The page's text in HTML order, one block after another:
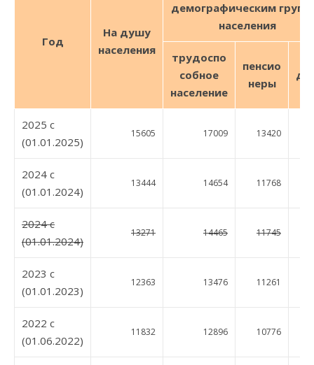
Год
На душу
населения
демографическим
населения
трудоспо
собное
население
пенсио
неры
2025 c
(01.01.2025)
15605 17009 13420
2024 c
(01.01.2024)
13444 14654 11768
2024 c
(01.01.2024)
13271 14465 11745
2023 c
(01.01.2023)
12363 13476 11261
2022 c
(01.06.2022)
11832 12896 10776